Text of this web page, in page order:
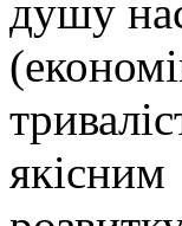
душу